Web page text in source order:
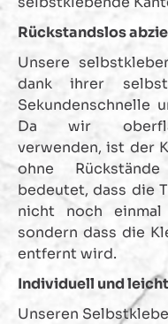
Rückstandslos
Unsere
dank ihrer
Sekundenschnelle
Da wir
verwenden, ist der
ohne
bedeutet, dass die
nicht noch
sondern dass die
entfernt wird.
Individuell und
Unseren